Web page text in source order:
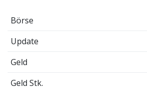
Börse
Update
Geld
Geld Stk.